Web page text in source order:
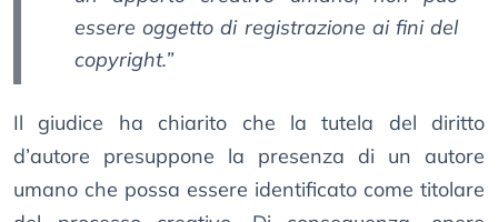
essere oggetto di registrazione ai fini del
copyright.”
Il giudice ha chiarito che la tutela del diritto
d’autore presuppone la presenza di un autore
umano che possa essere identificato come titolare